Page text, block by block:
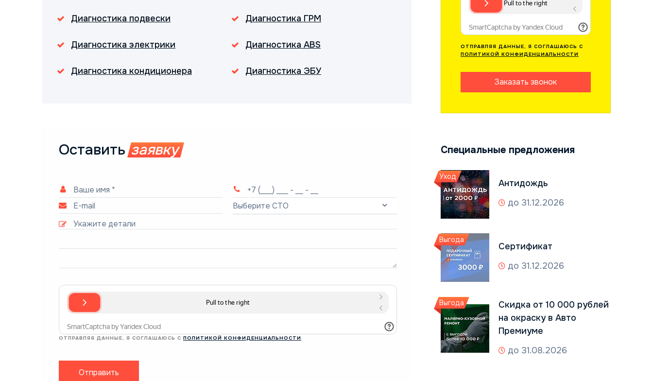
Диагностика подвески
Диагностика электрики
Диагностика кондиционера
Диагностика ГРМ
Диагностика ABS
Диагностика ЭБУ
Оставить заявку
Выберите СТО
ОТПРАВЛЯЯ ДАННЫЕ, Я СОГЛАШАЮСЬ С ПОЛИТИКОЙ КОНФИДЕНЦИАЛЬНОСТИ
Отправить
ОТПРАВЛЯЯ ДАННЫЕ, Я СОГЛАШАЮСЬ С
ПОЛИТИКОЙ КОНФИДЕНЦИАЛЬНОСТИ
Заказать звонок
Специальные предложения
Уход
Антидождь
до 31.12.2026
Выгода
Сертификат
до 31.12.2026
Выгода
Скидка от 10 000 рублей
на окраску в Авто
Премиуме
до 31.08.2026